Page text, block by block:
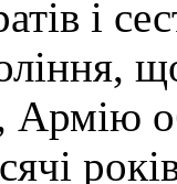
і
Армію